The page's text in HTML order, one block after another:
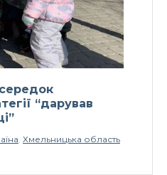
“дарував
, Хмельницька область